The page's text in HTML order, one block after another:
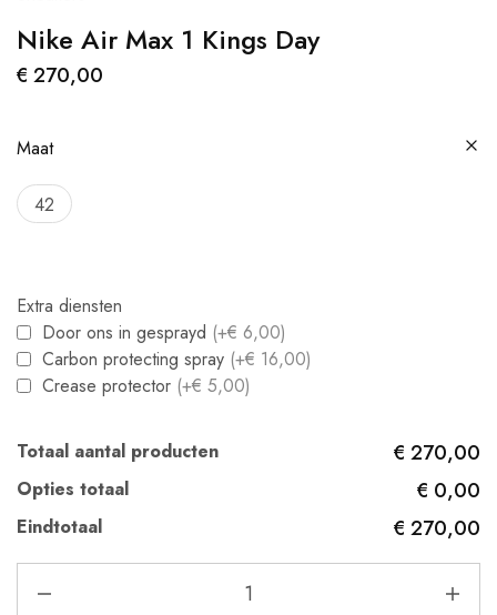
Nike Air Max 1 Kings Day
€ 270,00
Maat
42
Extra diensten
Door ons in gesprayd (+€ 6,00)
Carbon protecting spray (+€ 16,00)
Crease protector (+€ 5,00)
Totaal aantal producten € 270,00
Opties totaal € 0,00
Eindtotaal € 270,00